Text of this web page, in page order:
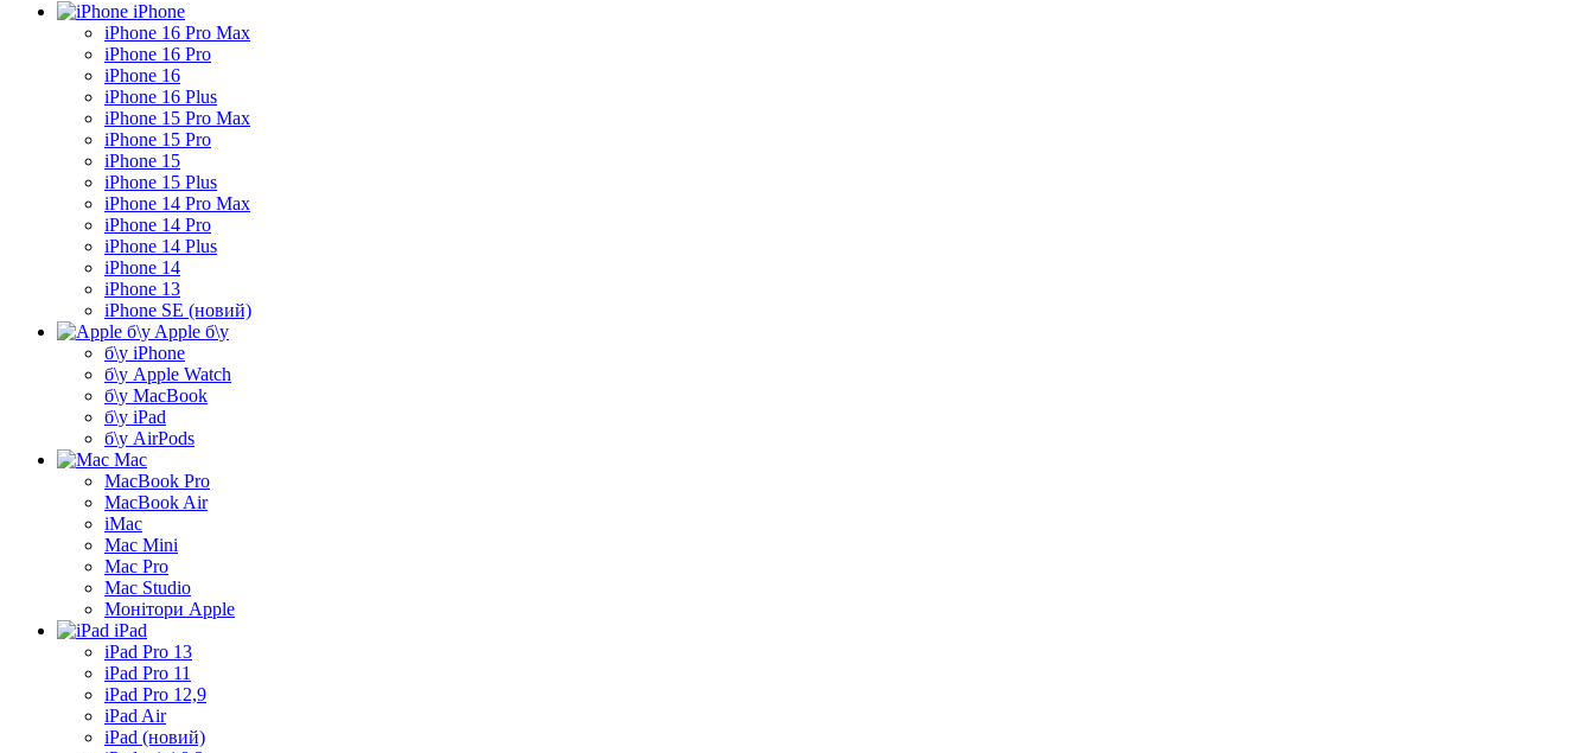
iPhone
iPhone 16 Pro Max
iPhone 16 Pro
iPhone 16
iPhone 16 Plus
iPhone 15 Pro Max
iPhone 15 Pro
iPhone 15
iPhone 15 Plus
iPhone 14 Pro Max
iPhone 14 Pro
iPhone 14 Plus
iPhone 14
iPhone 13
iPhone SE (новий)
Apple б\у
б\у iPhone
б\у Apple Watch
б\у MacBook
б\у iPad
б\у AirPods
Mac
MacBook Pro
MacBook Air
iMac
Mac Mini
Mac Pro
Mac Studio
Монітори Apple
iPad
iPad Pro 13
iPad Pro 11
iPad Pro 12,9
iPad Air
iPad (новий)